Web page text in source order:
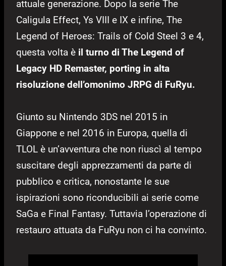
attuale generazione. Dopo la serie The
Caligula Effect, Ys VIII e IX e infine, The
Legend of Heroes: Trails of Cold Steel 3 e 4,
questa volta è il turno di The Legend of
Legacy HD Remaster, porting in alta
risoluzione dell’omonimo JRPG di FuRyu.
Giunto su Nintendo 3DS nel 2015 in
Giappone e nel 2016 in Europa, quella di
TLOL è un’avventura che non riuscì al tempo
suscitare degli apprezzamenti da parte di
pubblico e critica, nonostante le sue
ispirazioni sono riconducibili ai serie come
SaGa e Final Fantasy. Tuttavia l’operazione di
restauro attuata da FuRyu non ci ha convinto.